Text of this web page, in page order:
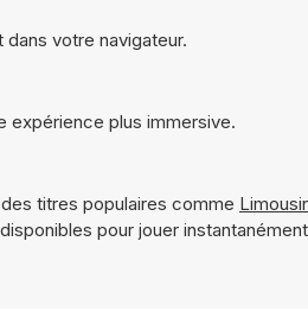
votre navigateur.
expérience plus immersive.
titres populaires comme
pour jouer